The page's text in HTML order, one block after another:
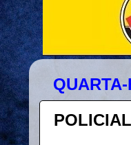
POLICIAL